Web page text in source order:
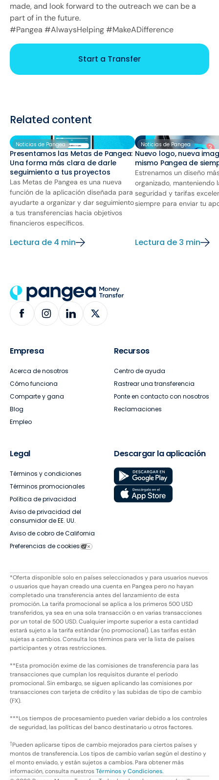
made, and look forward to the outreach we can be a
part of in the future.
#Pangea #AlwaysHelping #MakeADifference
Start a Transfer
Related content
Noticias de Pangea
Presentamos las Metas de Pangea:
Una forma más clara de darle
seguimiento a tus proyectos
Las Metas de Pangea es una nueva
función de la aplicación diseñada para
ayudarte a organizar y dar seguimiento
a tus transferencias hacia objetivos
financieros específicos.
Lectura de 4 min
Noticias de Pangea
Nuevo logo, nueva
mismo Pangea de
Estrenamos un diseño
organizado, manteniendo
seguridad y tarifas
siempre para enviar tu
Lectura de 3 min
Empresa
Acerca de nosotros
Cómo funciona
Comparte y gana
Blog
Empleo
Recursos
Centro de ayuda
Rastrear una transferencia
Ponte en contacto con nosotros
Reclamaciones
Legal
Términos y condiciones
Términos promocionales
Política de privacidad
Aviso de privacidad del
consumidor de EE. UU.
Aviso de cobro de California
Preferencias de cookies
Descargar la aplicación
*Oferta disponible solo en países seleccionados y para usuarios nuevos
o usuarios que hayan creado una cuenta en Pangea pero no hayan
completado una transferencia antes del lanzamiento de esta
promoción. La tarifa promocional se aplica a los primeros 500 USD
transferidos, ya sea en una sola transacción o en varias transacciones
por un total de 500 USD. Cualquier importe superior a esta cantidad
estará sujeto a la tarifa estándar (no promocional). Las tarifas están
sujetas a cambios. Consulta los términos para ver la lista de países
participantes y otras restricciones.
**Esta promoción exime de las comisiones de transferencia para las
transacciones que cumplan los requisitos durante el período
promocional. Sin embargo, se siguen aplicando las comisiones por
transacciones con tarjeta de crédito y las subidas de tipo de cambio
(FX).
***Los tiempos de procesamiento pueden variar debido a los controles
de seguridad, las políticas del banco destinatario u otros factores.
†Pueden aplicarse tipos de cambio mejorados para ciertos países y
montos de transferencia. Los tipos de cambio varían según el destino y
el monto enviado, y están sujetos a cambios. Para obtener más
información, consulta nuestrosTérminos y Condiciones.